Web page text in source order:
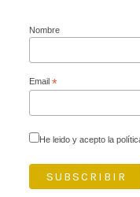
Nombre
Email *
He leido y acepto la